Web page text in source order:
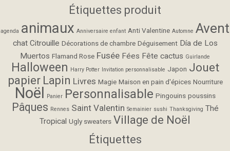
Étiquettes produit
agenda animaux Anniversaire enfant Anti Valentine Automne Avent
chat Citrouille Décorations de chambre Déguisement Día de Los
Muertos Flamand Rose Fusée Fées Fête cactus Guirlande
Halloween Harry Potter Invitation personnalisable Japon Jouet
papier Lapin Livres Magie Maison en pain d'épices Nourriture
Noël Panier Personnalisable Pingouins poussins
Pâques Rennes Saint Valentin Semainier sushi Thanksgiving Thé
Tropical Ugly sweaters Village de Noël
Étiquettes